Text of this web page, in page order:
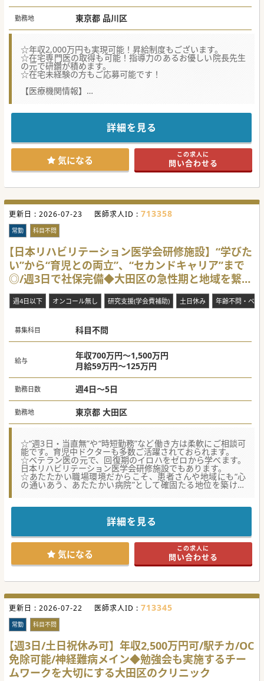
勤務地 東京都 品川区
☆年収2,000万円も実現可能！昇給制度もございます。
☆在宅専門医の取得も可能！指導力のあるお優しい院長先生
の元で研鑽が積めます。
☆在宅未経験の方もご応募可能です！
【医療機関情報】
■日本在宅医学会認定施設になるため、訪問診療を志してい
■認知症の専門医、緩和医療学会専門医も取得可能ですの
で、在宅診療のスペシャリストを目指すことができる環境で
■理事長が神経内科がご専門であるため、神経難病の患者様
もおりますが、認知症や緩和ケアなど幅広く診療していただ
けます。
【職場環境と雰囲気】
しているため、訪問診療未経験の方や手技から離れておられ
る方も安心です。
■院長先生は面倒見の良い在宅指導医で、スタッフとのコミ
ュニケーションを大切にしています。
■土日・祝日はお休み！夜間の対応は基本的に非常勤医師が
行うため、ワークライフバランスを重視したご勤務が叶いま
す。
【募集背景】
■患者数の増加に伴い、診療体制の強化を目指しての募集。
ルート数も二桁を超えており、地域からのニーズが高い医療
機関です。
指しながら、クリニック経営について学ぶことができます。
■最寄駅からも近く、託児施設も完備されているため、子育
#秋入職可
詳細を見る
気になる この求人に
問い合わせる
更新日 : 2026-07-23 医師求人ID : 713358
常勤 科目不問
【日本リハビリテーション医学会研修施設】“学びた
い”から“育児との両立”、“セカンドキャリア”まで
◎/週3日で社保完備◆大田区の急性期と地域を繋
ぐ“ハブ”病院
週4日以下 オンコール無し 研究支援(学会費補助) 土日休み 年齢不問・ベテ
募集科目 科目不問
給与
年収700万円～1,500万円
月給59万円～125万円
勤務日数 週4日～5日
勤務地 東京都 大田区
☆“週3日・当直無”や“時短勤務”など働き方は柔軟にご相談可
能です。育児中ドクターも多数ご活躍されておられます。
☆ベテラン医の元で、回復期のイロハをゼロから学べます。
日本リハビリテーション医学会研修施設でもあります。
☆あたたかい職場環境だからこそ、患者さんや地域にも“心
の通いあう、あたたかい病院”として確固たる地位を築けま
す。
【医療機関情報】
■創立70年以上の歴史を持ち、2010年オープンの広く、綺
麗な病院を中心に多数の診療所を展開する社会医療法人で
す。
■また、基幹型臨床研修病院の機能を持ち、地域の大規模急
性期病院と在宅医療を繋ぐ城南地区のハブの役割を担ってい
■一般病棟139床と回復期リハ病棟50床のケアミックスで、
す。
【働きやすさ】
■“週3日勤務（週20時間以上）”で社会保険完備など、育児
中のドクターにも考慮された柔軟な働き方の相談が実現可能
です。
■赴任手当、住宅手当、家族手当などの各種手当から、院内
託児所など、働く上での福利厚生も充実しております。
■子育て世代のドクターから、定年後のセカンドキャリアを
歩むベテランまで幅広い世代が温かい風土でご活躍されてい
ます。
詳細を見る
気になる この求人に
問い合わせる
更新日 : 2026-07-22 医師求人ID : 713345
常勤 科目不問
【週3日/土日祝休み可】年収2,500万円可/駅チカ/OC
免除可能/神経難病メイン◆勉強会も実施するチー
ムワークを大切にする大田区のクリニック